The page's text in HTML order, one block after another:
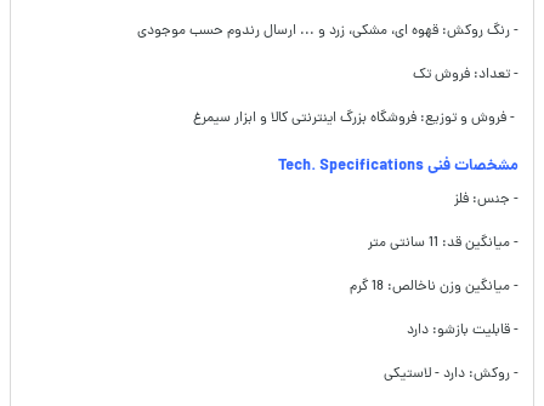
- رنگ روکش: قهوه ای، مشکی، زرد و ... ارسال رندوم حسب موجودی
- تعداد: فروش تک
- فروش و توزیع: فروشگاه بزرگ اینترنتی کالا و ابزار سیمرغ
مشخصات فنی Tech. Specifications
- جنس: فلز
- میانگین قد: 11 سانتی متر
- میانگین وزن ناخالص: 18 گرم
- قابلیت بازشو: دارد
- روکش: دارد - لاستیکی